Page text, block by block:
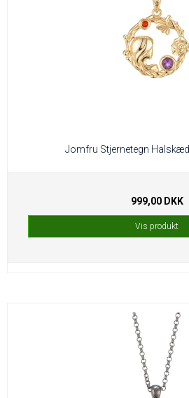
Jomfru Stjernetegn
999,00 DKK
Vis produkt